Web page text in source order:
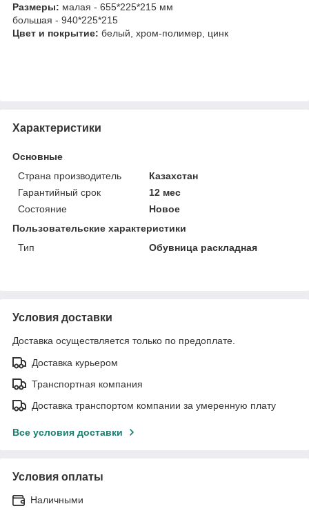
Размеры: малая - 655*225*215 мм
большая - 940*225*215
Цвет и покрытие: белый, хром-полимер, цинк
Характеристики
Основные
Страна производитель
Казахстан
Гарантийный срок
12 мес
Состояние
Новое
Пользовательские характеристики
Тип
Обувница раскладная
Условия доставки
Доставка осуществляется только по предоплате.
Доставка курьером
Транспортная компания
Доставка транспортом компании за умеренную плату
Все условия доставки
Условия оплаты
Наличными